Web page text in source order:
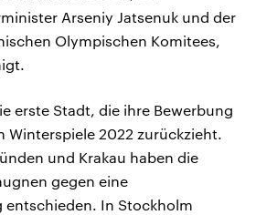
Arseniy Jatsenuk und der
Olympischen Komitees,
erste Stadt, die ihre Bewerbung
Winterspiele 2022 zurückzieht.
und Krakau haben die
gegen eine
entschieden. In Stockholm